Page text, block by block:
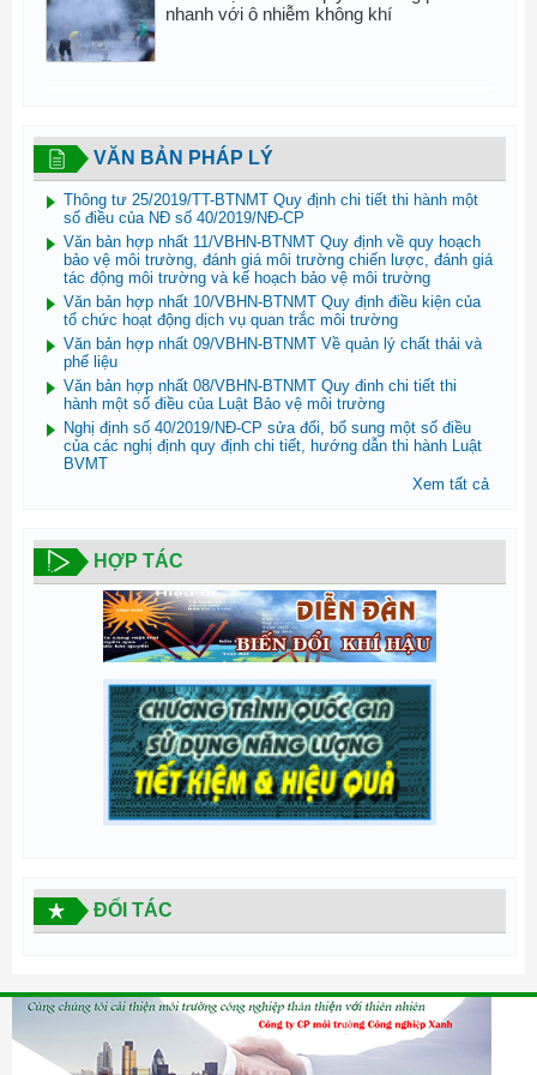
nhanh với ô nhiễm không khí
VĂN BẢN PHÁP LÝ
Thông tư 25/2019/TT-BTNMT Quy định chi tiết thi hành một
số điều của NĐ số 40/2019/NĐ-CP
Văn bản hợp nhất 11/VBHN-BTNMT Quy định về quy hoạch
bảo vệ môi trường, đánh giá môi trường chiến lược, đánh giá
tác động môi trường và kế hoạch bảo vệ môi trường
Văn bản hợp nhất 10/VBHN-BTNMT Quy định điều kiện của
tổ chức hoạt động dịch vụ quan trắc môi trường
Văn bản hợp nhất 09/VBHN-BTNMT Về quản lý chất thải và
phế liệu
Văn bản hợp nhất 08/VBHN-BTNMT Quy đinh chi tiết thi
hành một số điều của Luật Bảo vệ môi trường
Nghị định số 40/2019/NĐ-CP sửa đổi, bổ sung một số điều
của các nghị định quy định chi tiết, hướng dẫn thi hành Luật
BVMT
Xem tất cả
HỢP TÁC
ĐỐI TÁC